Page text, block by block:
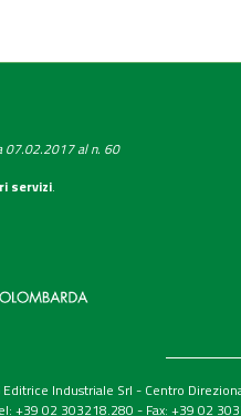
07.02.2017 al n. 60
servizi.
Industriale Srl - Centro
+39 02 303218.280 - Fax: +39 02